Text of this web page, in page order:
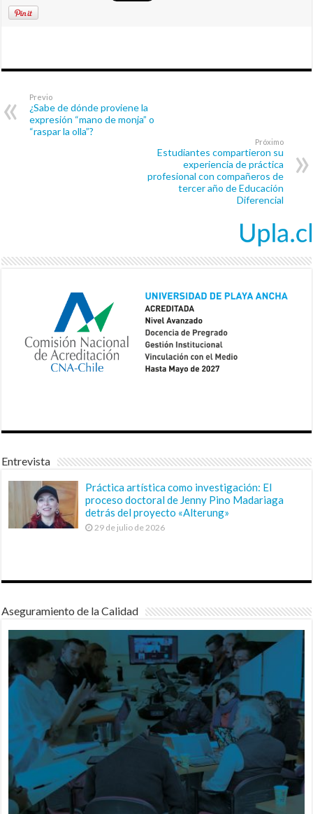
Previo
¿Sabe de dónde proviene la
expresión “mano de monja” o
“raspar la olla”?
Próximo
Estudiantes compartieron su
experiencia de práctica
profesional con compañeros de
tercer año de Educación
Diferencial
Entrevista
Práctica artística como investigación: El
proceso doctoral de Jenny Pino Madariaga
detrás del proyecto «Alterung»
29 de julio de 2026
Aseguramiento de la Calidad